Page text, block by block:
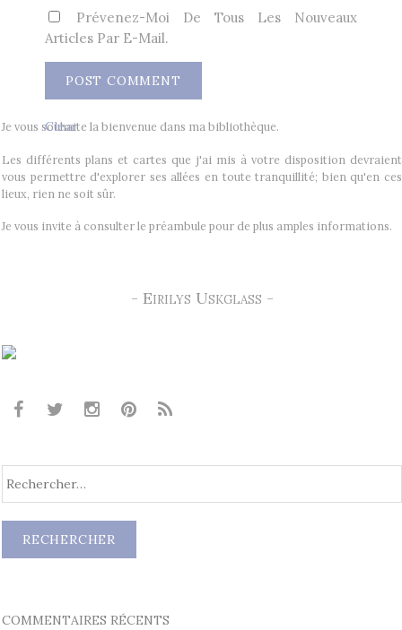
Prévenez-Moi De Tous Les Nouveaux
Articles Par E-Mail.
Clear
Je vous souhaite la bienvenue dans ma bibliothèque.
Les différents plans et cartes que j'ai mis à votre disposition devraient
vous permettre d'explorer ses allées en toute tranquillité; bien qu'en ces
lieux, rien ne soit sûr.
Je vous invite à consulter le préambule pour de plus amples informations.
- Eirilys Uskglass -
COMMENTAIRES RÉCENTS